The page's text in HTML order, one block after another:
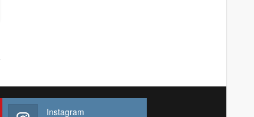
Instagram